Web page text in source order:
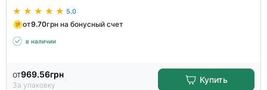
5.0
от9.70грн на бонусный счет
в наличии
от969.56грн
За упаковку
Купить